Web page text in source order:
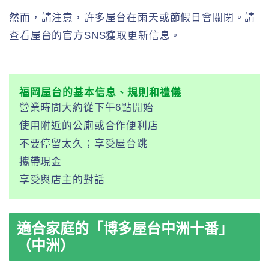
然而，請注意，許多屋台在雨天或節假日會關閉。請
查看屋台的官方SNS獲取更新信息。
福岡屋台的基本信息、規則和禮儀
營業時間大約從下午6點開始
使用附近的公廁或合作便利店
不要停留太久；享受屋台跳
攜帶現金
享受與店主的對話
適合家庭的「博多屋台中洲十番」
（中洲）